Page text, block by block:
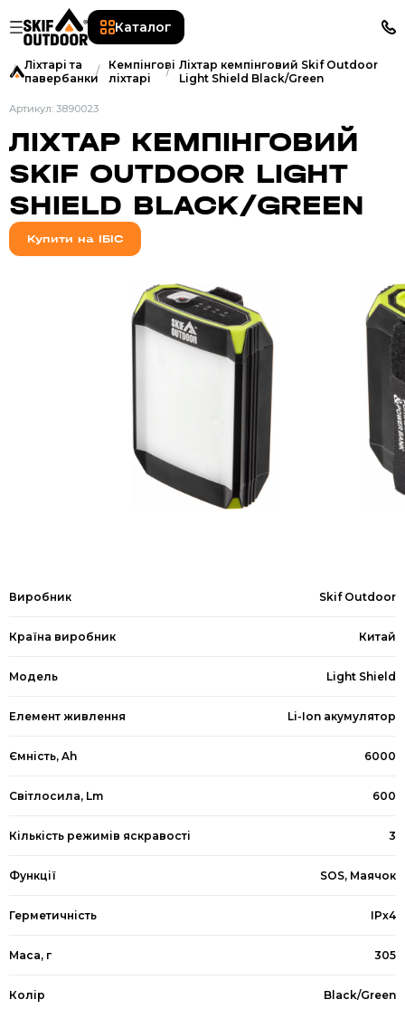
Каталог
Ліхтарі та
павербанки
Кемпінгові
ліхтарі
Ліхтар кемпінговий Skif Outdoor
Light Shield Black/Green
Артикул: 3890023
ЛІХТАР КЕМПІНГОВИЙ
SKIF OUTDOOR LIGHT
SHIELD BLACK/GREEN
Купити на ІБІС
Виробник Skif Outdoor
Країна виробник Китай
Модель Light Shield
Елемент живлення Li-Ion акумулятор
Ємність, Ah 6000
Світлосила, Lm 600
Кількість режимів яскравості 3
Функції SOS, Маячок
Герметичність IPx4
Маса, г 305
Колір Black/Green